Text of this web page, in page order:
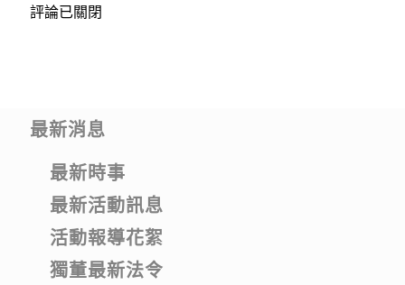
評論已關閉
最新消息
最新時事
最新活動訊息
活動報導花絮
獨董最新法令